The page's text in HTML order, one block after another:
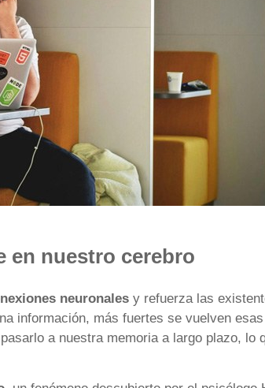
en nuestro cerebro
neuronales y refuerza las
información, más fuertes se vuelven
a nuestra memoria a largo plazo, lo